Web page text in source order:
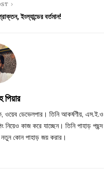
ইংল্যান্ডের বর্তমান!
ওয়েব ডেভেলপার। তিনি আকর্ষণীয়, এস.ই.ও
নিয়েও কাজ করে যাচ্ছেন। তিনি পাহাড় পছন্দ
নতুন কোন পাহাড় জয় করার।